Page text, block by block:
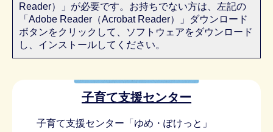
Reader）」が必要です。お持ちでない方は、左記の
「Adobe Reader（Acrobat Reader）」ダウンロード
ボタンをクリックして、ソフトウェアをダウンロード
し、インストールしてください。
子育て支援センター
子育て支援センター「ゆめ・ぽけっと」